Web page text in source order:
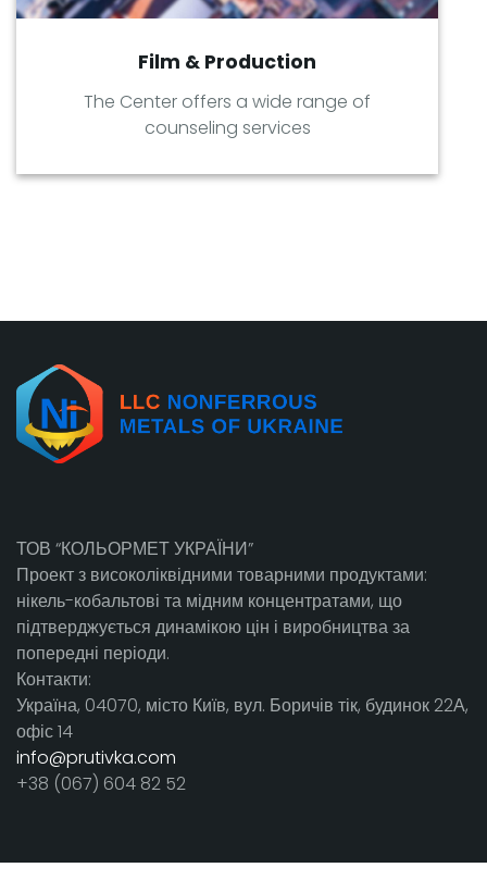
Film & Production
The Center offers a wide range of
counseling services
ТОВ “КОЛЬОРМЕТ УКРАЇНИ”
Проект з високоліквідними товарними продуктами:
нікель-кобальтові та мідним концентратами, що
підтверджується динамікою цін і виробництва за
попередні періоди.
Контакти:
Україна, 04070, місто Київ, вул. Боричів тік, будинок 22А,
офіс 14
info@prutivka.com
+38 (067) 604 82 52